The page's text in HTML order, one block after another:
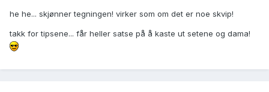
he he... skjønner tegningen! virker som om det er noe skvip!
takk for tipsene... får heller satse på å kaste ut setene og dama!